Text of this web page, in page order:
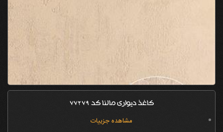
کاغذ دیواری مالنا کد 77279
مشاهده جزییات